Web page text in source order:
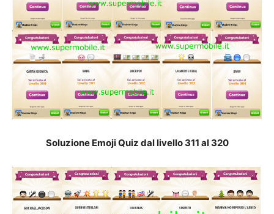
Soluzione Emoji Quiz dal livello 311 al 320